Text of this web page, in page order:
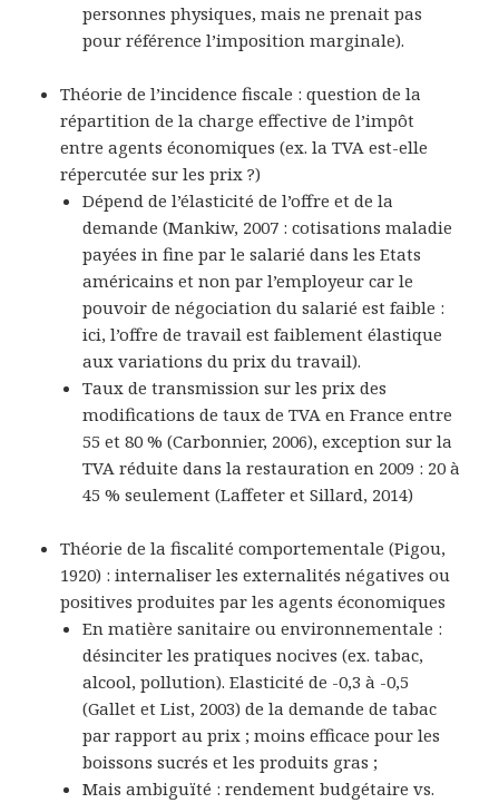
personnes physiques, mais ne prenait pas
pour référence l’imposition marginale).
Théorie de l’incidence fiscale : question de la
répartition de la charge effective de l’impôt
entre agents économiques (ex. la TVA est-elle
répercutée sur les prix ?)
Dépend de l’élasticité de l’offre et de la
demande (Mankiw, 2007 : cotisations maladie
payéesin fine par le salarié dans les Etats
américains et non par l’employeur car le
pouvoir de négociation du salarié est faible :
ici, l’offre de travail est faiblement élastique
aux variations du prix du travail).
Taux de transmissionsur les prix des
modifications de taux de TVA en France entre
55 et 80 % (Carbonnier, 2006), exception sur la
TVA réduite dans la restauration en 2009 : 20 à
45 % seulement (Laffeter et Sillard, 2014)
Théorie de la fiscalité comportementale (Pigou,
1920) : internaliser les externalités négatives ou
positives produites par les agents économiques
En matière sanitaire ou environnementale :
désinciter les pratiques nocives (ex. tabac,
alcool, pollution). Elasticité de -0,3 à -0,5
(Gallet et List, 2003) de la demande de tabac
par rapport au prix ; moins efficace pour les
boissons sucrés et les produits gras ;
Mais ambiguïté : rendement budgétairevs.